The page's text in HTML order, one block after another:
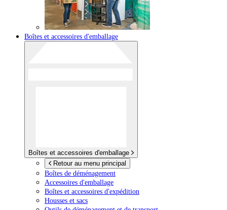
Boîtes et accessoires d'emballage
Boîtes et accessoires d'emballage
Retour au menu principal
Boîtes de déménagement
Accessoires d'emballage
Boîtes et accessoires d'expédition
Housses et sacs